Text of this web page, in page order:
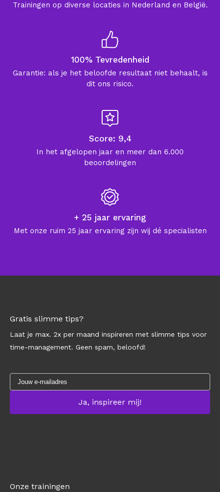
Trainingen op diverse locaties in Nederland en België.
100% Tevredenheid
Garantie: als je het beloofde resultaat niet behaalt, is
dit ons risico.
Score: 9,4
In het afgelopen jaar en meer dan 6.000
beoordelingen
+ 25 jaar ervaring
Met onze ruim 25 jaar ervaring zijn wij dé specialisten
Gratis slimme tips?
Laat je max. 2x per maand inspireren met slimme tips voor
time-management. Geen spam, beloofd!
Onze trainingen